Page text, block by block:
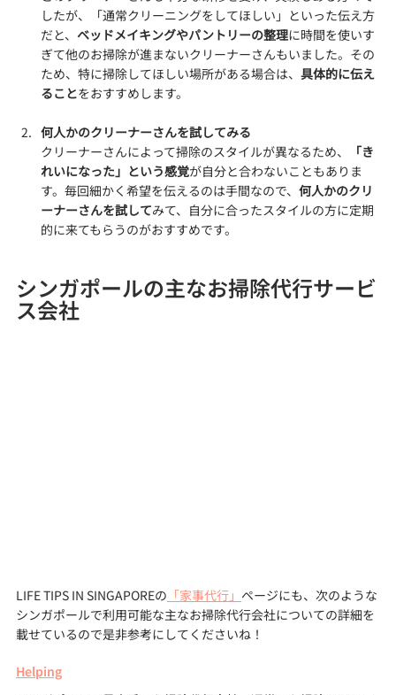
したが、「通常クリーニングをしてほしい」といった伝え方
だと、 ベッドメイキングやパントリーの整理に時間を使いす
ぎて他のお掃除が進まないクリーナーさんもいました。その
ため、特に掃除してほしい場所がある場合は、 具体的に伝え
ることをおすすめします。
何人かのクリーナーさんを試してみる
クリーナーさんによって掃除のスタイルが異なるため、
「き
れいになった」という感覚が自分と合わないこともありま
す。毎回細かく希望を伝えるのは手間なので、 何人かのクリ
ーナーさんを試してみて、自分に合ったスタイルの方に定期
的に来てもらうのがおすすめです。
シンガポールの主なお掃除代行サービ
ス会社
LIFE TIPS IN SINGAPOREの 「家事代行」 ページにも、次のような
シンガポールで利用可能な主なお掃除代行会社についての詳細を
載せているので是非参考にしてくださいね！
Helping